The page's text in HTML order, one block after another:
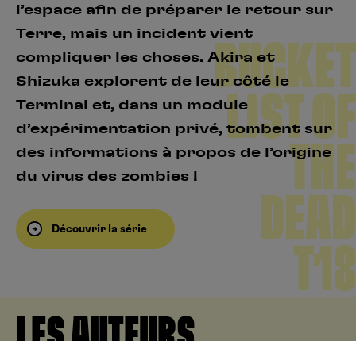
l’espace afin de préparer le retour sur
Terre, mais un incident vient
compliquer les choses. Akira et
Shizuka explorent de leur côté le
Terminal et, dans un module
d’expérimentation privé, tombent sur
des informations à propos de l’origine
du virus des zombies !
Découvrir la série
BUCKET
LIST OF
THE
DEAD
T18